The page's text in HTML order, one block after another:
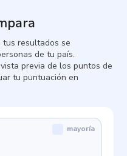
tus resultados se
de tu país.
previa de los puntos de
tu puntuación en
mayoría